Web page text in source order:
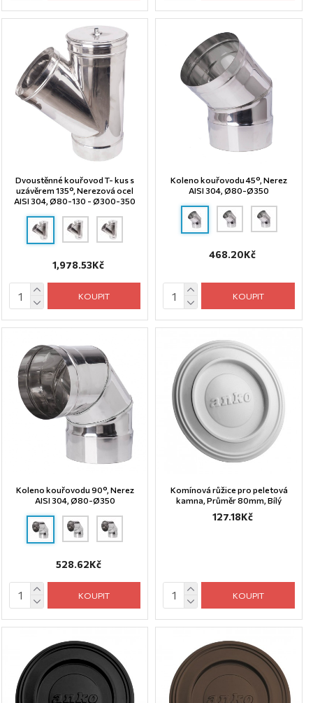
Dvoustěnné kouřovod T- kus s
uzávěrem 135°, Nerezová ocel
AISI 304, Ø80-130 - Ø300-350
1,978.53Kč
KOUPIT
Koleno kouřovodu 45°, Nerez
AISI 304, Ø80-Ø350
468.20Kč
KOUPIT
Koleno kouřovodu 90°, Nerez
AISI 304, Ø80-Ø350
528.62Kč
KOUPIT
Komínová růžice pro peletová
kamna, Průměr 80mm, Bílý
127.18Kč
KOUPIT